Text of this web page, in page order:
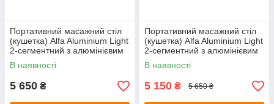
Портативний масажний стіл
(кушетка) Alfa Aluminium Light
2-сегментний з алюмінієвим
каркасом, ширина 60 см
В наявності
5 650 ₴
Портативний масажний стіл
(кушетка) Alfa Aluminium Light
2-сегментний з алюмінієвим
каркасом, ширина 60 см
В наявності
5 150 ₴ 5 650 ₴